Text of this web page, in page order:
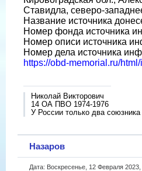
Ставидла, северо-
Название источника
Номер фонда источника
Номер описи источника
Номер дела источника
https://obd-memorial.ru/
Николай Викторович
14 ОА ПВО 1974-1976
У России только два
Назаров
Дата: Воскресенье, 12 Февраля